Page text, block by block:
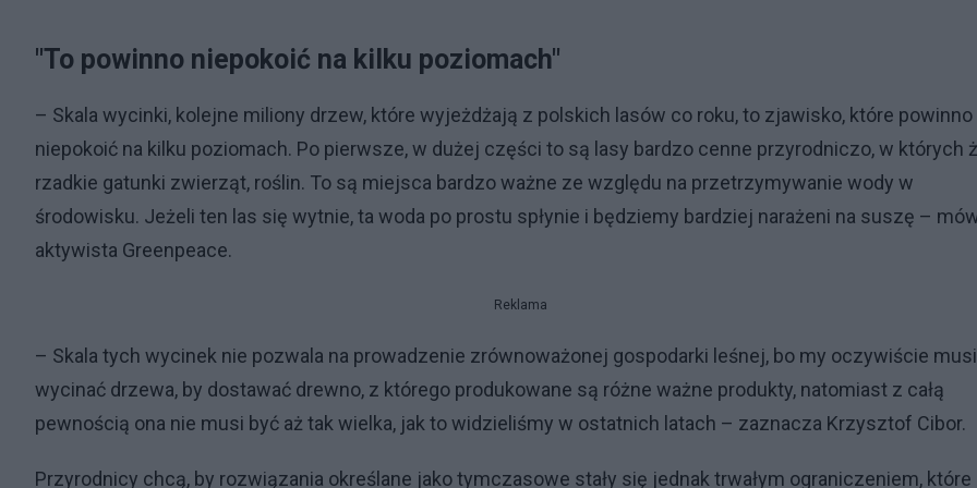
"To powinno niepokoić na kilku poziomach"
– Skala wycinki, kolejne miliony drzew, które wyjeżdżają z polskich lasów co roku, to zjawisko, które powinno
niepokoić na kilku poziomach. Po pierwsze, w dużej części to są lasy bardzo cenne przyrodniczo, w których
rzadkie gatunki zwierząt, roślin. To są miejsca bardzo ważne ze względu na przetrzymywanie wody w
środowisku. Jeżeli ten las się wytnie, ta woda po prostu spłynie i będziemy bardziej narażeni na suszę –
aktywista Greenpeace.
Reklama
– Skala tych wycinek nie pozwala na prowadzenie zrównoważonej gospodarki leśnej, bo my oczywiście
wycinać drzewa, by dostawać drewno, z którego produkowane są różne ważne produkty, natomiast z całą
pewnością ona nie musi być aż tak wielka, jak to widzieliśmy w ostatnich latach – zaznacza Krzysztof Cibor.
Przyrodnicy chcą, by rozwiązania określane jako tymczasowe stały się jednak trwałym ograniczeniem, które